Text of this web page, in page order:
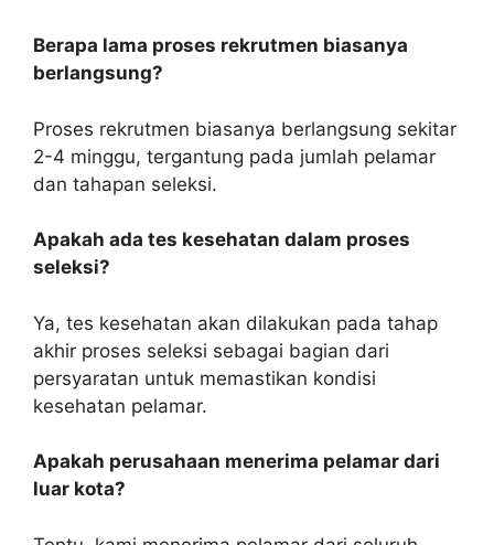
Berapa lama proses rekrutmen biasanya
berlangsung?
Proses rekrutmen biasanya berlangsung sekitar
2-4 minggu, tergantung pada jumlah pelamar
dan tahapan seleksi.
Apakah ada tes kesehatan dalam proses
seleksi?
Ya, tes kesehatan akan dilakukan pada tahap
akhir proses seleksi sebagai bagian dari
persyaratan untuk memastikan kondisi
kesehatan pelamar.
Apakah perusahaan menerima pelamar dari
luar kota?